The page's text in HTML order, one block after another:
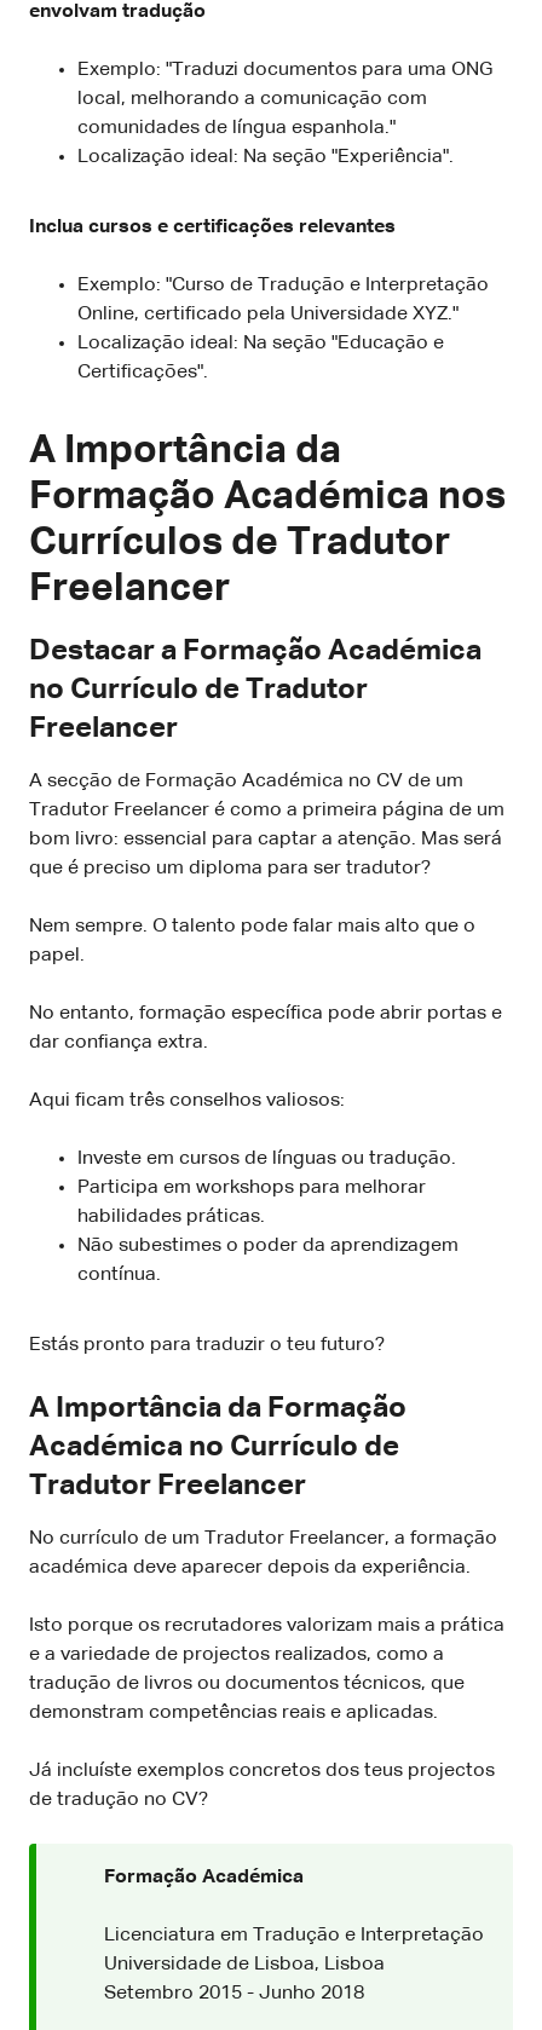
envolvam tradução
Exemplo: "Traduzi documentos para uma ONG
local, melhorando a comunicação com
comunidades de língua espanhola."
Localização ideal: Na seção "Experiência".
Inclua cursos e certificações relevantes
Exemplo: "Curso de Tradução e Interpretação
Online, certificado pela Universidade XYZ."
Localização ideal: Na seção "Educação e
Certificações".
A Importância da
Formação Académica nos
Currículos de Tradutor
Freelancer
Destacar a Formação Académica
no Currículo de Tradutor
Freelancer
A secção de Formação Académica no CV de um
Tradutor Freelancer é como a primeira página de um
bom livro: essencial para captar a atenção. Mas será
que é preciso um diploma para ser tradutor?
Nem sempre. O talento pode falar mais alto que o
papel.
No entanto, formação específica pode abrir portas e
dar confiança extra.
Aqui ficam três conselhos valiosos:
Investe em cursos de línguas ou tradução.
Participa em workshops para melhorar
habilidades práticas.
Não subestimes o poder da aprendizagem
contínua.
Estás pronto para traduzir o teu futuro?
A Importância da Formação
Académica no Currículo de
Tradutor Freelancer
No currículo de um Tradutor Freelancer, a formação
académica deve aparecer depois da experiência.
Isto porque os recrutadores valorizam mais a prática
e a variedade de projectos realizados, como a
tradução de livros ou documentos técnicos, que
demonstram competências reais e aplicadas.
Já incluíste exemplos concretos dos teus projectos
de tradução no CV?
Formação Académica
Licenciatura em Tradução e Interpretação
Universidade de Lisboa, Lisboa
Setembro 2015 - Junho 2018